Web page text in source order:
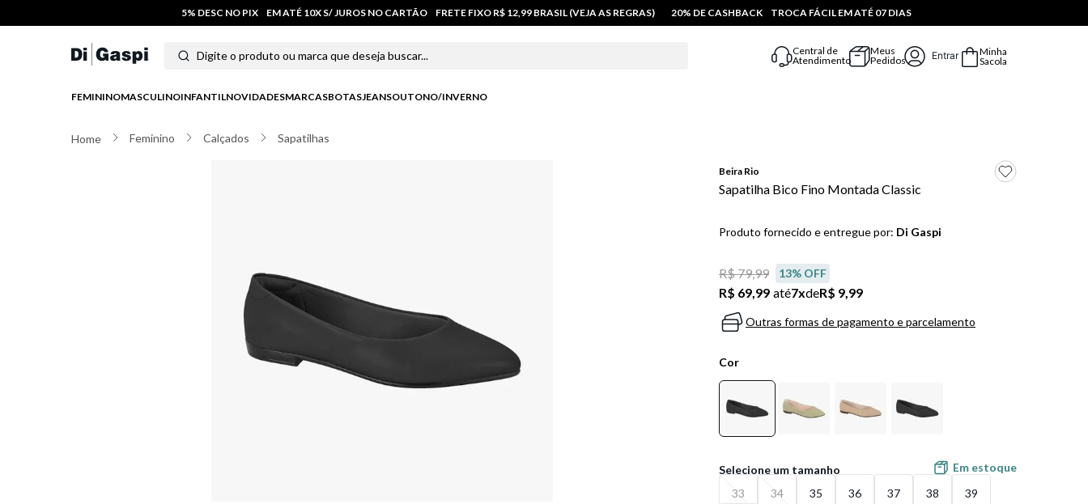
5% DESC NO PIX EM ATÉ 10X S/ JUROS NO CARTÃO FRETE FIXO R$ 12,99 BRASIL (VEJA AS REGRAS) 20% DE CASHBACK TROCA FÁCIL EM ATÉ 07 DIAS
Digite o produto ou marca que deseja buscar...
Central de
Atendimento
Meus
Pedidos
Entrar
Minha
Sacola
FEMININOMASCULINOINFANTILNOVIDADESMARCASBOTASJEANSOUTONO/INVERNO
Feminino Calçados Sapatilhas
Beira Rio
Sapatilha Bico Fino Montada Classic
Produto fornecido e entregue por: Di Gaspi
R$ 79,99 13% OFF
R$ 69,99 até7xdeR$ 9,99
Outras formas de pagamento e parcelamento
Cor
33 34 35 36 37 38 39
Em estoque